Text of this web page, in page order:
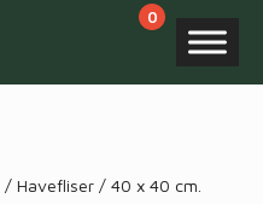
/ Havefliser / 40 x 40 cm.